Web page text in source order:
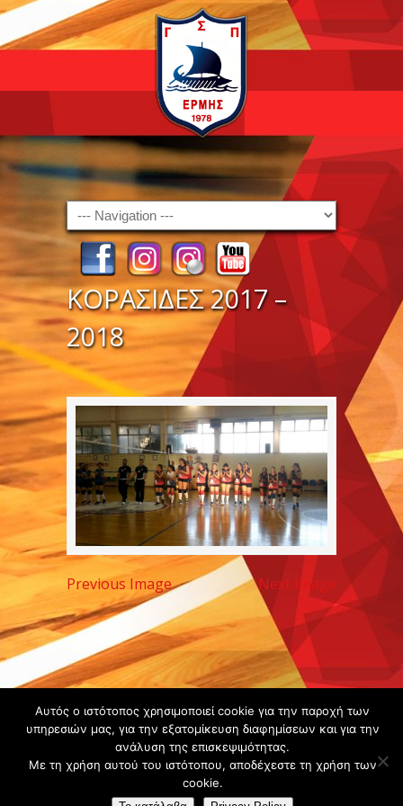
Navigation
ΚΟΡΑΣΙΔΕΣ 2017 –
2018
Previous Image Next Image
Copyright ©
2020 -
Gsperamatosermis.gr
All rights
reserved. -Όροι
Αυτός ο ιστότοπος χρησιμοποιεί cookie για την παροχή των
υπηρεσιών μας, για την εξατομίκευση διαφημίσεων και για την
ανάλυση της επισκεψιμότητας.
Με τη χρήση αυτού του ιστότοπου, αποδέχεστε τη χρήση των
cookie.